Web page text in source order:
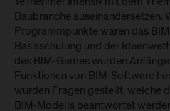
Baubranche auseinandersetzen.
Programmpunkte waren das
Basisschulung und der
des BIM-Games wurden
Funktionen von BIM-Software
wurden Fragen gestellt, welche
BIM-Modells beantwortet